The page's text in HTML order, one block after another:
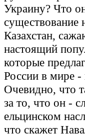
Украину? Что
существование
Казахстан,
настоящий
которые
России в мире
Очевидно, что
за то, что он -
ельцинском
что скажет